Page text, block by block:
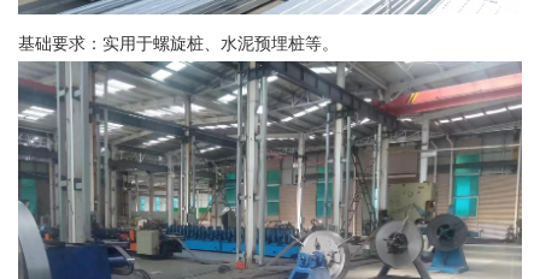
基础要求：实用于螺旋桩、水泥预埋桩等。